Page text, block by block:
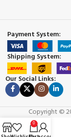
Payment System:
Shipping System:
Our Social Links:
Copyright ©
0